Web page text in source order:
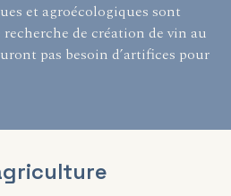
et agroécologiques sont
de création de vin au
pas besoin d’artifices pour